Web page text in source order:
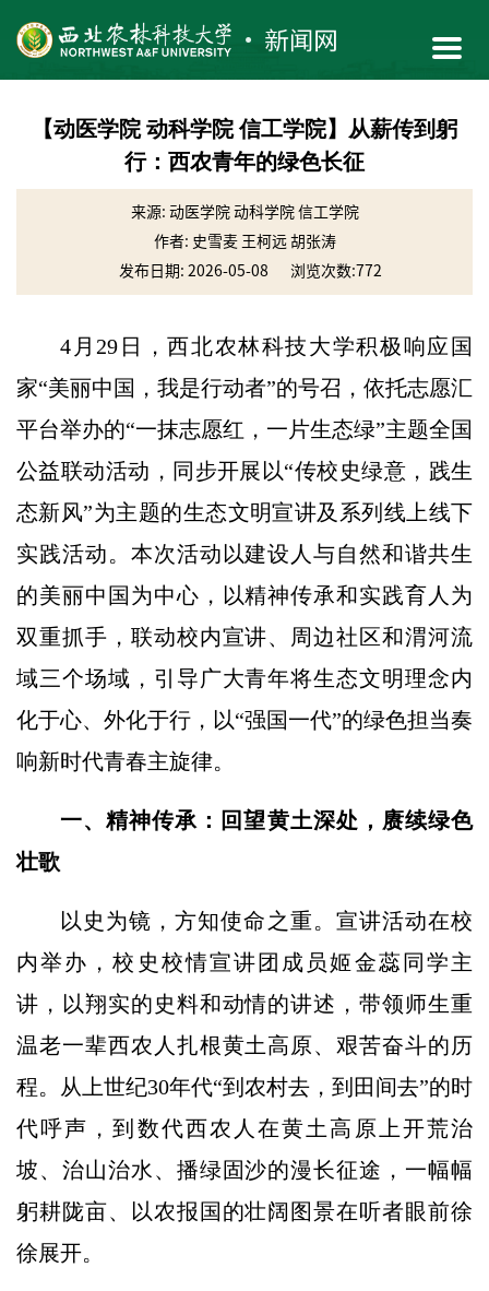
【动医学院 动科学院 信工学院】从薪传到躬
行：西农青年的绿色长征
来源: 动医学院 动科学院 信工学院
作者: 史雪麦 王柯远 胡张涛
发布日期: 2026-05-08
浏览次数: 772
4月29日，西北农林科技大学积极响应国
家“美丽中国，我是行动者”的号召，依托志愿汇
平台举办的“一抹志愿红，一片生态绿”主题全国
公益联动活动，同步开展以“传校史绿意，践生
态新风”为主题的生态文明宣讲及系列线上线下
实践活动。本次活动以建设人与自然和谐共生
的美丽中国为中心，以精神传承和实践育人为
双重抓手，联动校内宣讲、周边社区和渭河流
域三个场域，引导广大青年将生态文明理念内
化于心、外化于行，以“强国一代”的绿色担当奏
响新时代青春主旋律。
一、精神传承：回望黄土深处，赓续绿色
壮歌
以史为镜，方知使命之重。宣讲活动在校
内举办，校史校情宣讲团成员姬金蕊同学主
讲，以翔实的史料和动情的讲述，带领师生重
温老一辈西农人扎根黄土高原、艰苦奋斗的历
程。从上世纪30年代“到农村去，到田间去”的时
代呼声，到数代西农人在黄土高原上开荒治
坡、治山治水、播绿固沙的漫长征途，一幅幅
躬耕陇亩、以农报国的壮阔图景在听者眼前徐
徐展开。